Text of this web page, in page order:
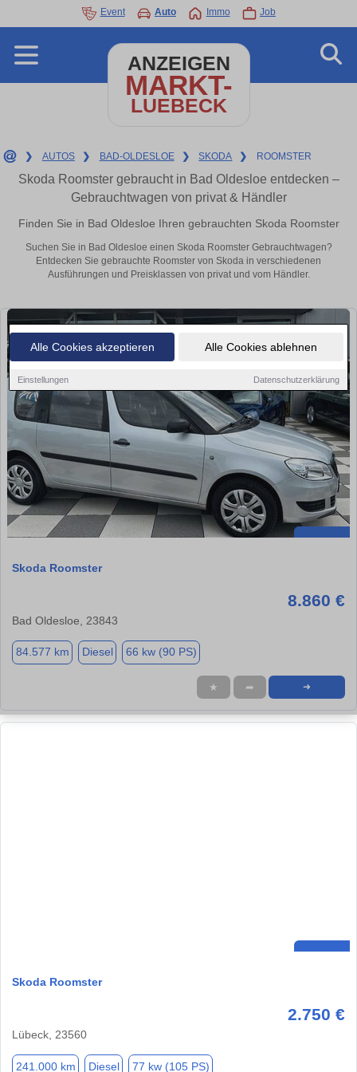
Alle Cookies akzeptieren Alle Cookies ablehnen
Einstellungen Datenschutzerklärung
Event Auto Immo Job
ANZEIGEN
MARKT-
LUEBECK
❯ AUTOS ❯ BAD-OLDESLOE ❯ SKODA ❯ ROOMSTER
Skoda Roomster gebraucht in Bad Oldesloe entdecken –
Gebrauchtwagen von privat & Händler
Finden Sie in Bad Oldesloe Ihren gebrauchten Skoda Roomster
Suchen Sie in Bad Oldesloe einen Skoda Roomster Gebrauchtwagen?
Entdecken Sie gebrauchte Roomster von Skoda in verschiedenen
Ausführungen und Preisklassen von privat und vom Händler.
Skoda Roomster
8.860 €
Bad Oldesloe, 23843
84.577 km Diesel 66 kw (90 PS)
★ ➦ ➜
Skoda Roomster
2.750 €
Lübeck, 23560
241.000 km Diesel 77 kw (105 PS)